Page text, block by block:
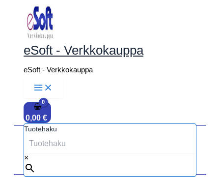
sisältöön
eSoft - Verkkokauppa
eSoft - Verkkokauppa
0,00 €
Tuotehaku
×